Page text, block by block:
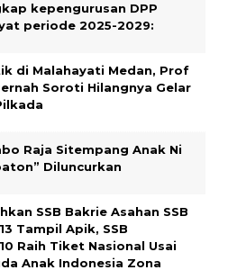
kepengurusan DPP
periode 2025-2029:
di Malahayati Medan, Prof
Soroti Hilangnya Gelar
Raja Sitempang Anak Ni
Diluncurkan
SSB Bakrie Asahan SSB
Tampil Apik, SSB
Raih Tiket Nasional Usai
Anak Indonesia Zona